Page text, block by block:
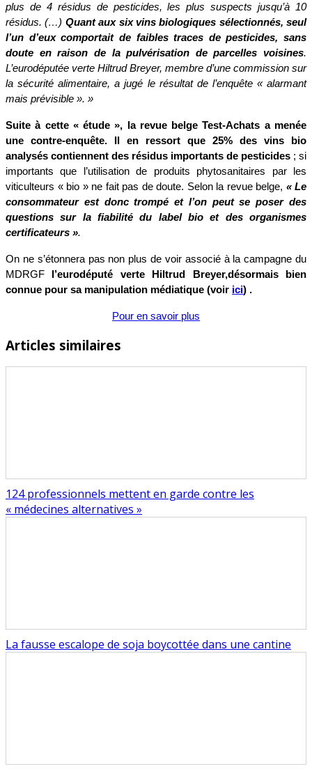
plus de 4 résidus de pesticides, les plus suspects jusqu’à 10
résidus. (…) Quant aux six vins biologiques sélectionnés, seul
l’un d’eux comportait de faibles traces de pesticides, sans
doute en raison de la pulvérisation de parcelles voisines.
L’eurodéputée verte Hiltrud Breyer, membre d’une commission sur
la sécurité alimentaire, a jugé le résultat de l’enquête « alarmant
mais prévisible ». »
Suite à cette « étude », la revue belge Test-Achats a menée
une contre-enquête. Il en ressort que 25% des vins bio
analysés contiennent des résidus importants de pesticides ; si
importants que l’utilisation de produits phytosanitaires par les
viticulteurs « bio » ne fait pas de doute. Selon la revue belge, « Le
consommateur est donc trompé et l’on peut se poser des
questions sur la fiabilité du label bio et des organismes
certificateurs ».
On ne s’étonnera pas non plus de voir associé à la campagne du
MDRGF
l’eurodéputé verte Hiltrud Breyer,désormais bien
connue pour sa manipulation médiatique (voir ici) .
Pour en savoir plus
Articles similaires
124 professionnels mettent en garde contre les
« médecines alternatives »
La fausse escalope de soja boycottée dans une cantine